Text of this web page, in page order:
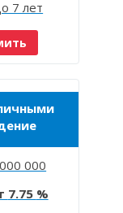
7 лет
000
7.75